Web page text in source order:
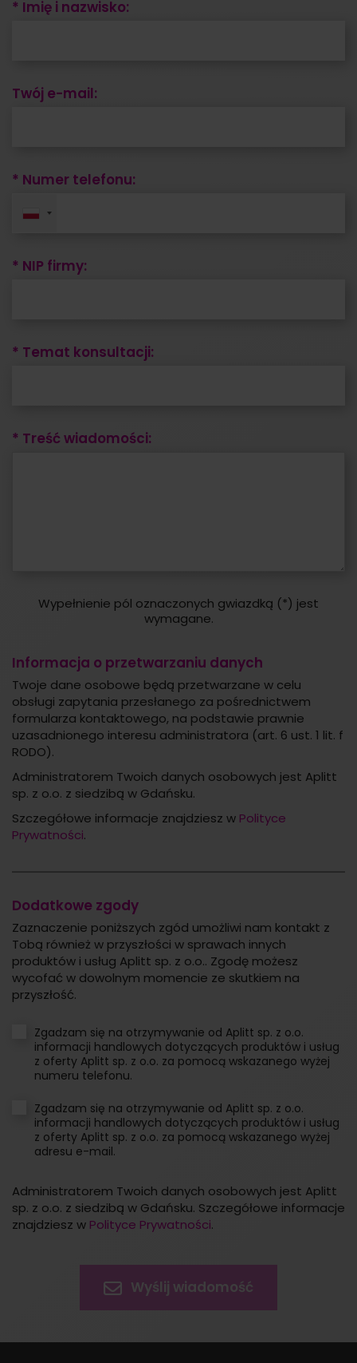
* Imię i nazwisko:
Twój e-mail:
* Numer telefonu:
* NIP firmy:
* Temat konsultacji:
* Treść wiadomości:
Wypełnienie pól oznaczonych gwiazdką (*) jest
wymagane.
Informacja o przetwarzaniu danych
Twoje dane osobowe będą przetwarzane w celu
obsługi zapytania przesłanego za pośrednictwem
formularza kontaktowego, na podstawie prawnie
uzasadnionego interesu administratora (art. 6 ust. 1 lit. f
RODO).
Administratorem Twoich danych osobowych jest Aplitt
sp. z o.o. z siedzibą w Gdańsku.
Szczegółowe informacje znajdziesz w Polityce
Prywatności.
Dodatkowe zgody
Zaznaczenie poniższych zgód umożliwi nam kontakt z
Tobą również w przyszłości w sprawach innych
produktów i usług Aplitt sp. z o.o.. Zgodę możesz
wycofać w dowolnym momencie ze skutkiem na
przyszłość.
Zgadzam się na otrzymywanie od Aplitt sp. z o.o.
informacji handlowych dotyczących produktów i usług
z oferty Aplitt sp. z o.o. za pomocą wskazanego wyżej
numeru telefonu.
Zgadzam się na otrzymywanie od Aplitt sp. z o.o.
informacji handlowych dotyczących produktów i usług
z oferty Aplitt sp. z o.o. za pomocą wskazanego wyżej
adresu e-mail.
Administratorem Twoich danych osobowych jest Aplitt
sp. z o.o. z siedzibą w Gdańsku. Szczegółowe informacje
znajdziesz w Polityce Prywatności.